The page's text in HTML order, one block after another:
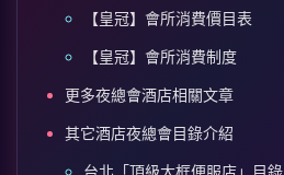
【皇冠】會所消費價目表
【皇冠】會所消費制度
更多夜總會酒店相關文章
其它酒店夜總會目錄介紹